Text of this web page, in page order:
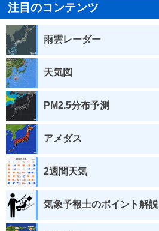
注目のコンテンツ
雨雲レーダー
天気図
PM2.5分布予測
アメダス
2週間天気
気象予報士のポイント解説